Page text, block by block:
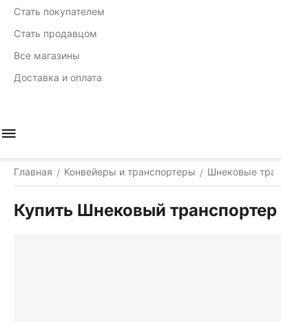
Стать покупателем
Стать продавцом
Все магазины
Доставка и оплата
Главная / Конвейеры и транспортеры / Шнековые
Купить Шнековый